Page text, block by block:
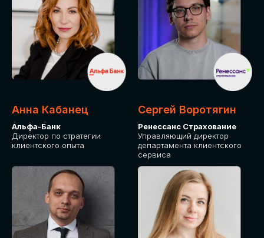
Анна Кабанец
Альфа-Банк
Директор по стратегии
клиентского опыта
Сергей Воротягин
Ренессанс Страхование
Управляющий директор
департамента клиентского
сервиса
СТОИМОСТЬ
УЧАСТИЯ